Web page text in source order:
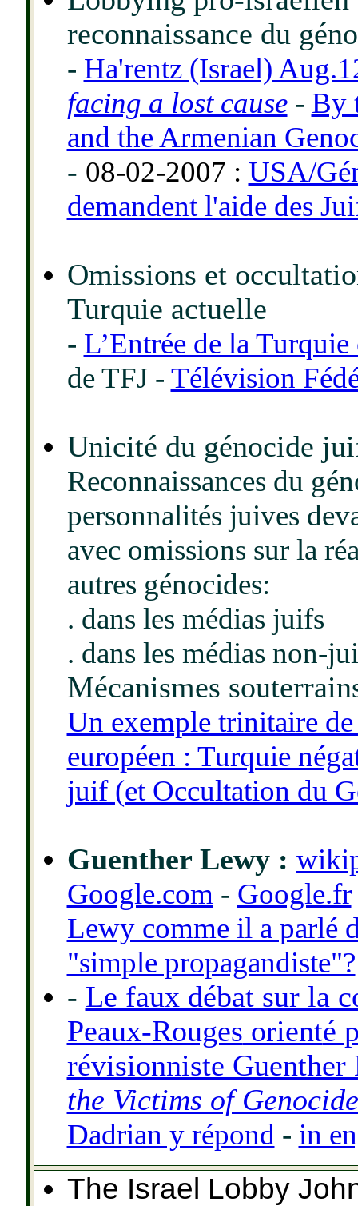
reconnaissance du
- Ha'rentz (Israel)
facing a lost cause- By
and the Armenian
- 08-02-2007 : USA/
demandent l'aide des
Omissions et
Turquie actuelle
- L’Entrée de la
de TFJ - Télévision
Unicité du génocide
Reconnaissances du
personnalités juives
avec omissions sur la
autres génocides:
. dans les médias juifs
. dans les médias non-
Mécanismes
Un exemple trinitaire
européen : Turquie
juif (et Occultation du
Guenther Lewy :
Google.com - Google.fr
Lewy comme il a parlé
"simple propagandiste"?
- Le faux débat sur la
Peaux-Rouges orienté
révisionniste
the Victims of
Dadrian y répond - in
The Israel Lobby